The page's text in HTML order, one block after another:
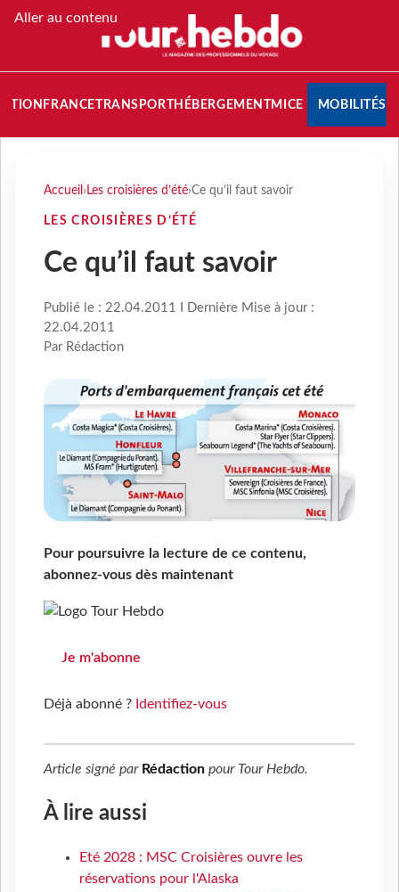
Aller au contenu
FRANCETRANSPORT HÉBERGEMENTMICE MOBILITÉS
Accueil › Les croisières d’été›Ce qu’il faut savoir
LES CROISIÈRES D’ÉTÉ
Ce qu’il faut savoir
Publié le : 22.04.2011 I Dernière Mise à jour :
22.04.2011
Par Rédaction
Pour poursuivre la lecture de ce contenu,
abonnez-vous dès maintenant
Je m'abonne
Déjà abonné ? Identifiez-vous
Article signé par Rédaction pour Tour Hebdo.
À lire aussi
Eté 2028 : MSC Croisières ouvre les
réservations pour l'Alaska